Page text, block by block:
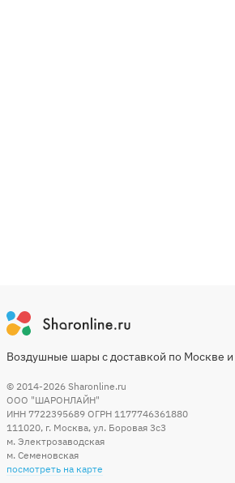
Воздушные шары с доставкой по Москве и
© 2014-2026 Sharonline.ru
ООО "ШАРОНЛАЙН"
ИНН 7722395689 ОГРН 1177746361880
111020, г. Москва, ул. Боровая 3c3
м. Электрозаводская
м. Семеновская
посмотреть на карте